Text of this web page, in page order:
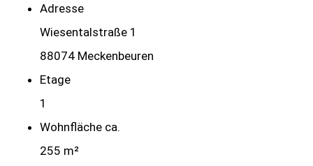
Adresse
Wiesentalstraße 1
88074 Meckenbeuren
Etage
1
Wohnfläche ca.
255 m²